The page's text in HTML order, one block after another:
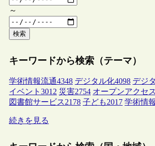
～
検索
キーワードから検索（テーマ）
学術情報流通4348 デジタル化4098 デジ
イベント 3012 災害2754 オープンアクセス
図書館サービス2178 子ども2017 学術情報
続きを見る